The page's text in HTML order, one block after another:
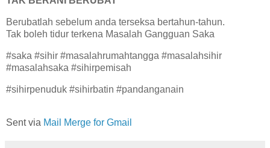
Berubatlah sebelum anda terseksa bertahun-tahun.
Tak boleh tidur terkena Masalah Gangguan Saka
#saka #sihir #masalahrumahtangga #masalahsihir
#masalahsaka #sihirpemisah
#sihirpenuduk #sihirbatin #pandanganain
Sent via Mail Merge for Gmail